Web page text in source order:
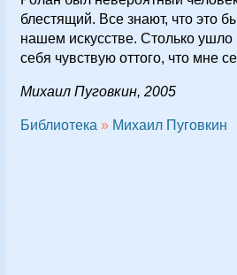
блестящий. Все знают, что это
нашем искусстве. Столько ушло
себя чувствую оттого, что мне
Михаил Пуговкин, 2005
Библиотека » Михаил Пуговкин